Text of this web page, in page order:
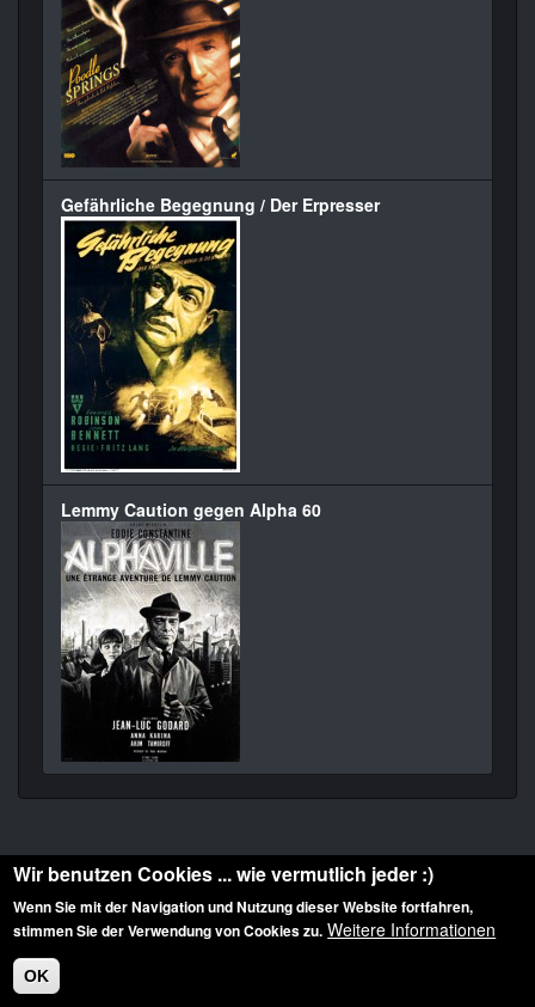
Gefährliche Begegnung / Der Erpresser
Lemmy Caution gegen Alpha 60
Diese Website ist urheberrechtlich geschützt: © 2010-2026 der Film Noir de. Alle
Rechte vorbehalten.
Wir benutzen Cookies ... wie vermutlich jeder :)
Wenn Sie mit der Navigation und Nutzung dieser Website fortfahren,
stimmen Sie der Verwendung von Cookies zu. Weitere Informationen
OK